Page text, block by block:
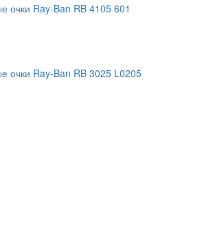
очки Ray-Ban RB 4105 601
очки Ray-Ban RB 3025 L0205